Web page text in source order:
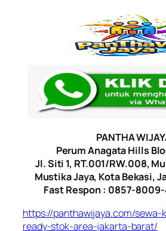
PANTHA
Perum Anagata Hills
Jl. Siti 1, RT.001/RW.008,
Mustika Jaya, Kota Bekasi,
Fast Respon : 0857-
https://panthawijaya.com/
ready-stok-area-jakarta-barat/